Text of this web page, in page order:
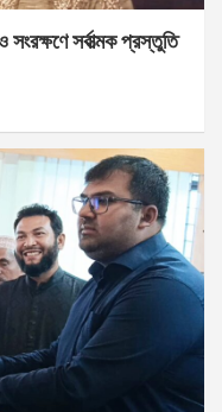
সর্বাত্মক প্রস্তুতি